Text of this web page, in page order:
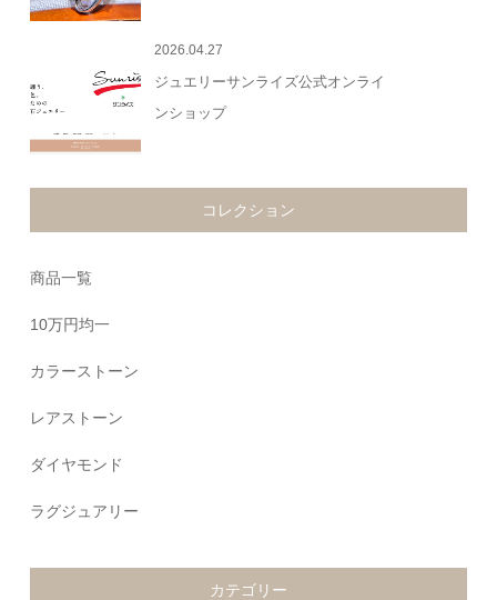
2026.04.27
ジュエリーサンライズ公式オンライ
ンショップ
コレクション
商品一覧
10万円均一
カラーストーン
レアストーン
ダイヤモンド
ラグジュアリー
カテゴリー